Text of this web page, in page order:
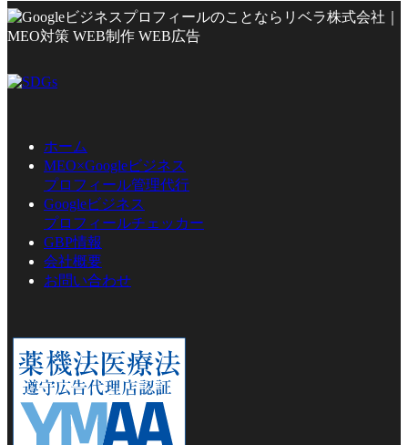
ホーム
MEO×Googleビジネス
プロフィール管理代行
Googleビジネス
プロフィールチェッカー
GBP情報
会社概要
お問い合わせ